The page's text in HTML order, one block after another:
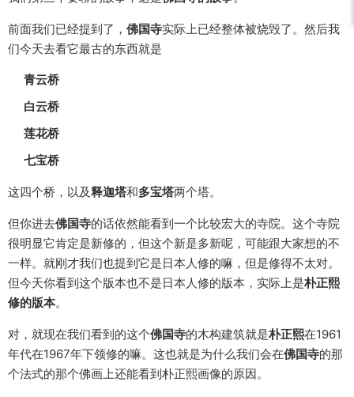
前面我们已经提到了， 佛国寺实际上已经整体被烧毁了。然后我
们今天去看它最古的东西就是
青云桥
白云桥
莲花桥
七宝桥
这四个桥，以及释迦塔和多宝塔两个塔。
但你进去佛国寺的话依然能看到一个比较宏大的寺院。这个寺院
很明显它肯定是新修的，但这个新是多新呢，可能跟大家想的不
一样。就刚才我们也提到它是日本人修的嘛，但是修得不太对。
但今天你看到这个版本也不是日本人修的版本，实际上是朴正熙
修的版本。
对，就现在我们看到的这个佛国寺的木构建筑就是朴正熙在1961
年代在1967年下领修的嘛。这也就是为什么我们会在佛国寺的那
个法式的那个佛画上还能看到朴正熙画像的原因。